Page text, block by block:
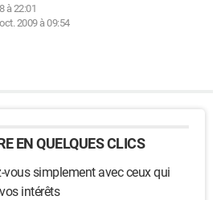
à 22:01
2009 à 09:54
EN QUELQUES CLICS
vous simplement avec ceux qui
intérêts